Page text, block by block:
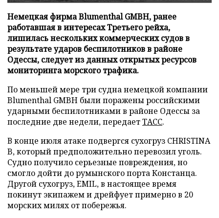
Немецкая фирма Blumenthal GMBH, ранее
работавшая в интересах Третьего рейха,
лишилась нескольких коммерческих судов в
результате ударов беспилотников в районе
Одессы, следует из данных открытых ресурсов
мониторинга морского трафика.
По меньшей мере три судна немецкой компании
Blumenthal GMBH были поражены российскими
ударными беспилотниками в районе Одессы за
последние две недели, передаетТАСС.
В конце июля атаке подвергся сухогруз CHRISTINA
B, который предположительно перевозил уголь.
Судно получило серьезные повреждения, но
смогло дойти до румынского порта Констанца.
Другой сухогруз, EMIL, в настоящее время
покинут экипажем и дрейфует примерно в 20
морских милях от побережья.